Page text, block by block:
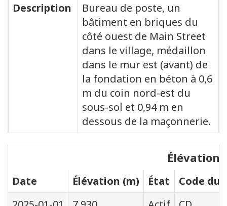
Description
Bureau de poste, un
bâtiment en briques du
côté ouest de Main Street
dans le village, médaillon
dans le mur est (avant) de
la fondation en béton à 0,6
m du coin nord-est du
sous-sol et 0,94 m en
dessous de la maçonnerie.
Élévations
Date Élévation (m) État
Code du